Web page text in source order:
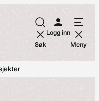
Søk
Logg inn
Meny